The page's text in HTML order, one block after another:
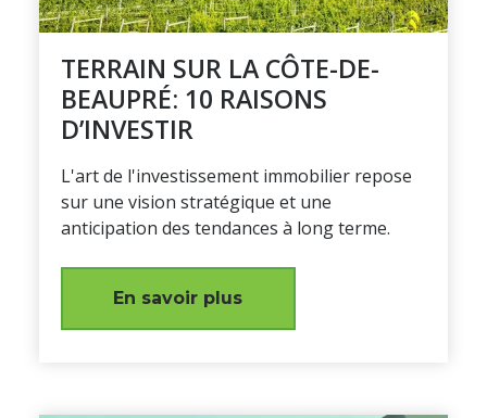
TERRAIN SUR LA CÔTE-DE-
BEAUPRÉ: 10 RAISONS
D’INVESTIR
L'art de l'investissement immobilier repose
sur une vision stratégique et une
anticipation des tendances à long terme.
En savoir plus